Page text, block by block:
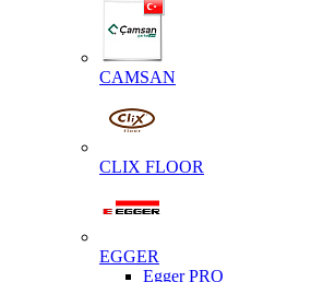
CAMSAN
CLIX FLOOR
EGGER
Egger PRO